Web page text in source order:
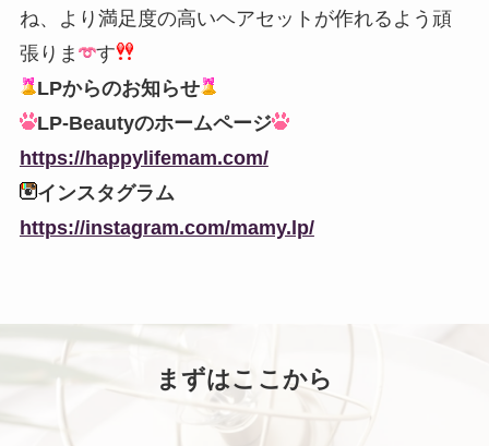
ね、より満足度の高いヘアセットが作れるよう頑
張りま
す
LPからのお知らせ
LP-Beautyのホームページ
https://happylifemam.com/
インスタグラム
https://instagram.com/mamy.lp/
まずはここから